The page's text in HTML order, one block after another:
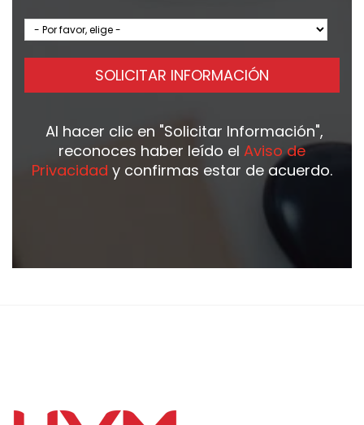
SOLICITAR INFORMACIÓN
Al hacer clic en "Solicitar Información",
reconoces haber leído el Aviso de
Privacidad y confirmas estar de acuerdo.